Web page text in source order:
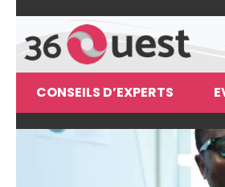
CONSEILS D’EXPERTS